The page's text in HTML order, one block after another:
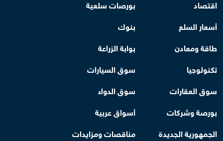
اقتصاد
بورصات سلعية
أسعار السلع
بنوك
طاقة ومعادن
بوابة الزراعة
تكنولوجيا
سوق السيارات
سوق العقارات
سوق الدواء
بورصة وشركات
أسواق عربية
الجمهورية الجديدة
مناقصات ومزايدات